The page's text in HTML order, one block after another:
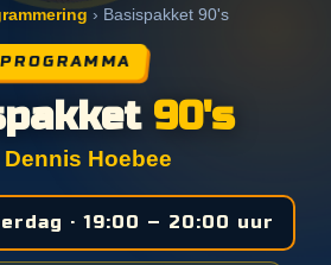
› Basispakket 90's
PROGRAMMA
90's
Dennis Hoebee
· 19:00 – 20:00 uur